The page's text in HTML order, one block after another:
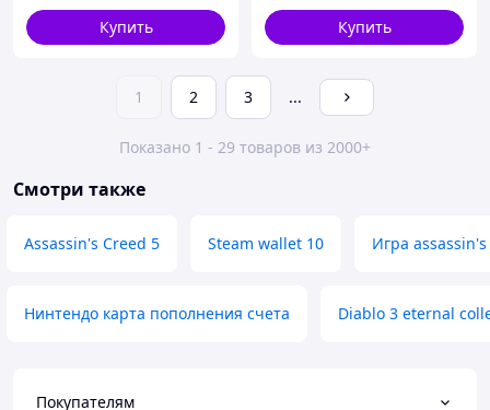
Купить Купить
1 2 3 ...
Показано 1 - 29 товаров из 2000+
Смотри также
Assassin's Creed 5 Steam wallet 10 Игра
Нинтендо карта пополнения счета Diablo 3 eternal
Покупателям